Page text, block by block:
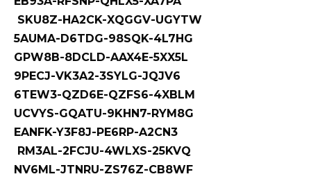
SKU8Z-HA2CK-XQGGV-UGYTW
5AUMA-D6TDG-98SQK-4L7HG
GPW8B-8DCLD-AAX4E-5XX5L
9PECJ-VK3A2-3SYLG-JQJV6
6TEW3-QZD6E-QZFS6-4XBLM
UCVYS-GQATU-9KHN7-RYM8G
EANFK-Y3F8J-PE6RP-A2CN3
RM3AL-2FCJU-4WLXS-25KVQ
NV6ML-JTNRU-ZS76Z-CB8WF